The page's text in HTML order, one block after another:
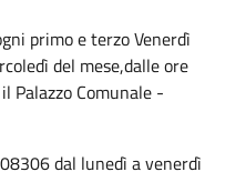
primo e terzo Venerdì
del mese,dalle ore
Palazzo Comunale -
dal lunedì a venerdì